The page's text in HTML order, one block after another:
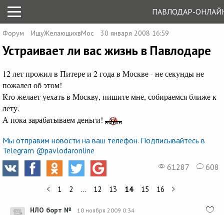
ПАВЛОДАР-
Форум ИщуЖелающихвМос 30 января 2008 16:59
Устраивает ли вас жизнь в Павлодаре
12 лет прожил в Питере и 2 года в Москве - не секунды не
пожалел об этом!
Кто желает уехать в Москву, пишите мне, собираемся ближе к
лету.
А пока зарабатываем деньги!
Мы отправим новости на ваш телефон. Подписывайтесь в
Telegram @pavlodaronline
61287
608
1 2 … 12 13 14 15 16
НЛО борт № 10 ноября 2009 0:34